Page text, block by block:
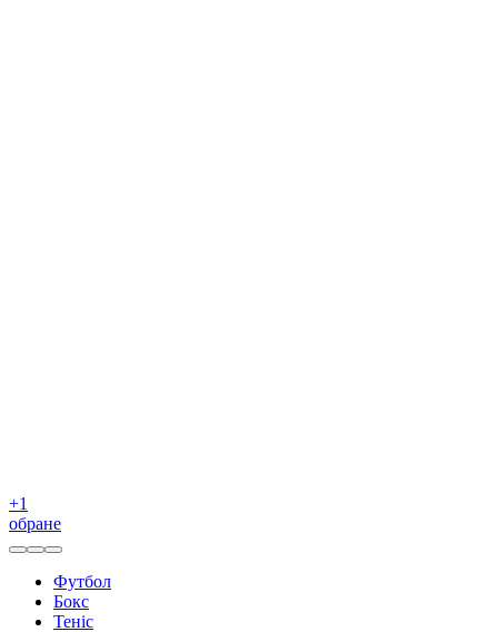
+1
обране
Футбол
Бокс
Теніс